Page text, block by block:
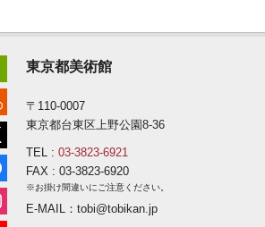
東京都美術館
〒110-0007
東京都台東区上野公園8-36
TEL : 03-3823-6921
FAX : 03-3823-6920
※お掛け間違いにご注意ください。
E-MAIL：tobi@tobikan.jp